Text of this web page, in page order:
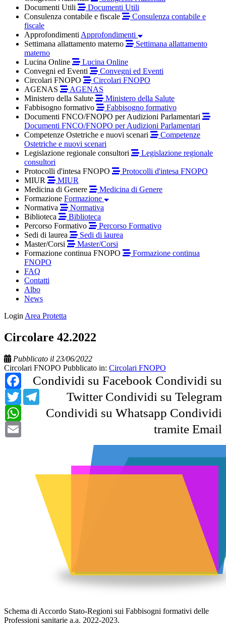
Documenti Utili
Documenti Utili
Consulenza contabile e fiscale
Consulenza contabile e
fiscale
Approfondimenti Approfondimenti
Settimana allattamento materno
Settimana allattamento
materno
Lucina Online
Lucina Online
Convegni ed Eventi
Convegni ed Eventi
Circolari FNOPO
Circolari FNOPO
AGENAS
AGENAS
Ministero della Salute
Ministero della Salute
Fabbisogno formativo
Fabbisogno formativo
Documenti FNCO/FNOPO per Audizioni Parlamentari
Documenti FNCO/FNOPO per Audizioni Parlamentari
Competenze Ostetriche e nuovi scenari
Competenze
Ostetriche e nuovi scenari
Legislazione regionale consultori
Legislazione regionale
consultori
Protocolli d'intesa FNOPO
Protocolli d'intesa FNOPO
MIUR
MIUR
Medicina di Genere
Medicina di Genere
Formazione Formazione
Normativa
Normativa
Biblioteca
Biblioteca
Percorso Formativo
Percorso Formativo
Sedi di laurea
Sedi di laurea
Master/Corsi
Master/Corsi
Formazione continua FNOPO
Formazione continua
FNOPO
FAQ
Contatti
Albo
News
Login Area Protetta
Circolare 42.2022
Pubblicato il 23/06/2022
Circolari FNOPO Pubblicato in: Circolari FNOPO
Condividi su Facebook
Facebook
Condividi su
Twitter
Twitter Condividi su Telegram
Telegram
Condividi su Whatsapp
WhatsApp
Condividi
tramite Email
Schema di Accordo Stato-Regioni sui Fabbisogni formativi delle
Professioni sanitarie a.a. 2022-2023.